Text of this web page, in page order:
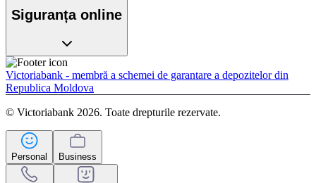
Siguranța online
Victoriabank - membră a schemei de garantare a depozitelor din
Republica Moldova
© Victoriabank 2026. Toate drepturile rezervate.
Personal Business